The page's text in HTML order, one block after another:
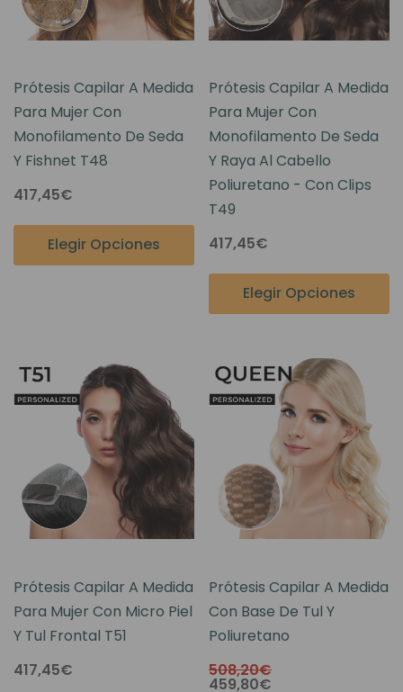
Prótesis Capilar A Medida
Para Mujer Con
Monofilamento De Seda
Y Fishnet T48
417,45€
Elegir Opciones
Prótesis Capilar A Medida
Para Mujer Con
Monofilamento De Seda
Y Raya Al Cabello
Poliuretano - Con Clips
T49
417,45€
Elegir Opciones
Prótesis Capilar A Medida
Para Mujer Con Micro Piel
Y Tul Frontal T51
417,45€
Prótesis Capilar A Medida
Con Base De Tul Y
Poliuretano
508,20€
459,80€